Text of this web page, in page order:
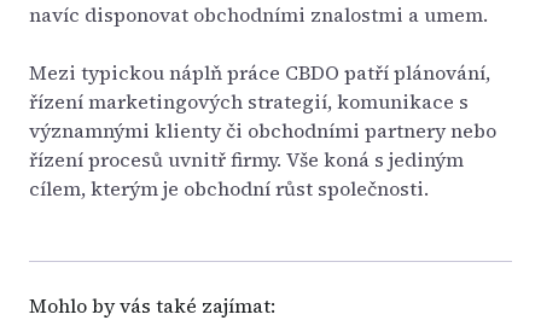
navíc disponovat obchodními znalostmi a umem.
Mezi typickou náplň práce CBDO patří plánování,
řízení marketingových strategií, komunikace s
významnými klienty či obchodními partnery nebo
řízení procesů uvnitř firmy. Vše koná s jediným
cílem, kterým je obchodní růst společnosti.
Mohlo by vás také zajímat: